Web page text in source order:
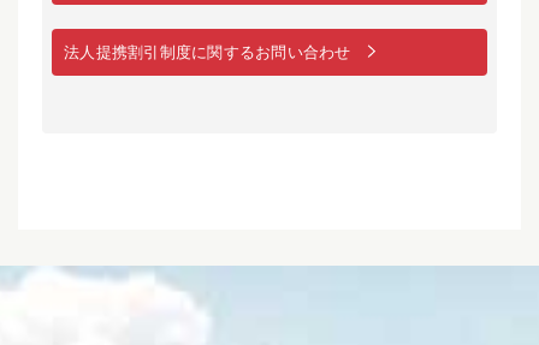
法人提携割引制度に関するお問い合わせ